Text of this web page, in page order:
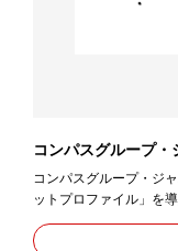
コンパスグループ
コンパスグループ・ジ
ットプロファイル」を